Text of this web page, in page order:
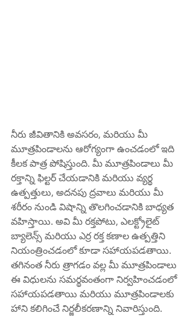
నీరు జీవితానికి అవసరం, మరియు మీ
మూత్రపిండాలను ఆరోగ్యంగా ఉంచడంలో ఇది
కీలక పాత్ర పోషిస్తుంది. మీ మూత్రపిండాలు మీ
రక్తాన్ని ఫిల్టర్ చేయడానికి మరియు వ్యర్థ
ఉత్పత్తులు, అదనపు ద్రవాలు మరియు మీ
శరీరం నుండి విషాన్ని తొలగించడానికి బాధ్యత
వహిస్తాయి. అవి మీ రక్తపోటు, ఎలక్ట్రోలైట్
బ్యాలెన్స్ మరియు ఎర్ర రక్త కణాల ఉత్పత్తిని
నియంత్రించడంలో కూడా సహాయపడతాయి.
తగినంత నీరు త్రాగడం వల్ల మీ మూత్రపిండాలు
ఈ విధులను సమర్థవంతంగా నిర్వహించడంలో
సహాయపడతాయి మరియు మూత్రపిండాలకు
హాని కలిగించే నిర్జలీకరణాన్ని నివారిస్తుంది.